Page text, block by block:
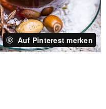
Auf Pinterest merken